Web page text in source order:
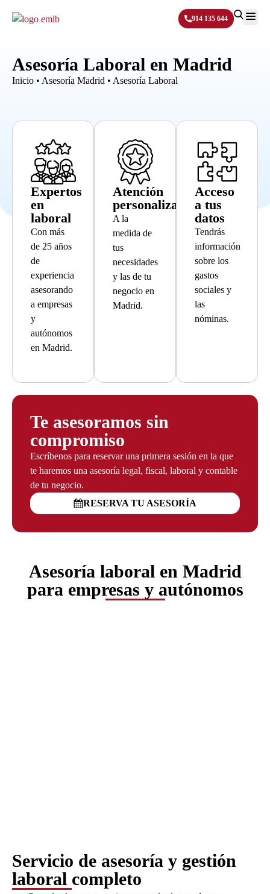
914 135 644
Asesoría Laboral en Madrid
Inicio • Asesoría Madrid • Asesoría Laboral
Expertos
en
laboral
Con más
de 25 años
de
experiencia
asesorando
a empresas
y
autónomos
en Madrid.
Atención
personalizada
A la
medida de
tus
necesidades
y las de tu
negocio en
Madrid.
Acceso
a tus
datos
Tendrás
información
sobre los
gastos
sociales y
las
nóminas.
Te asesoramos sin
compromiso
Escríbenos para reservar una primera sesión en la que
te haremos una asesoría legal, fiscal, laboral y contable
de tu negocio.
RESERVA TU ASESORÍA
Asesoría laboral en Madrid
para empresas y autónomos
Servicio de asesoría y gestión
laboral completo